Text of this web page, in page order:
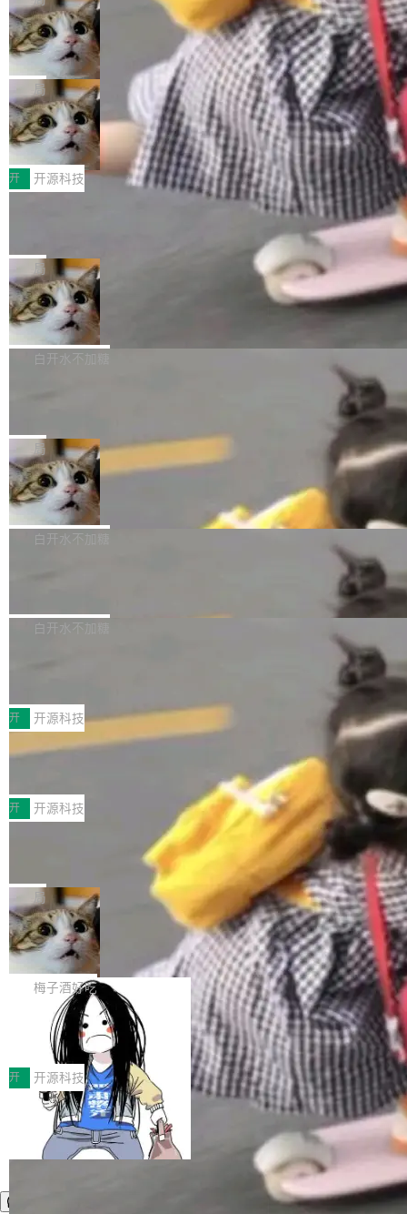
现实 过去两年，CIO们的焦虑清单上多了两项：
一是如何让大模型和智能体应用安全地从PoC走
向生产，二是如何让测试团队跟得上AI应用...
设置，如果用布尔值 + 可空字段来表示——bool
ean 表示是否可切换，nullable 的默认模式、浅
色方案、深色方案——会产生大量无意义的组
合。方案缺了、配置冲突了、全 null 了。要知道
哪些组合有效，作者说，你得靠"文档、校验、或
者部落知识"。 换个写法。Rust 的 enum，两个
变体：Switchable...
个"AI 知识库 + 聊天机器人"——每个大厂都在
做，没什么新鲜的。 但 Kenton Varda 在 Twitte
r 上把事情说清楚了： 今天我们发布了 Cloudfla
re OS，一个带连接器的聊天机器人，跟其他所
有科技公司做的一样。只不过，实际上它不一
样。这是 Sandstorm.io 的重制版，我十年前的
那个创业公司。不同的是，这次它构建在 Cloudf
lare Workers 上——我花了九年时间搭建的平台
——并且深度集成了 AI。这基本上是我十年秘密
Deno 团队开源 Celld，可自托管的分
布式 Durable Objects
Ryan Dahl 领导的 Deno 团队推出了最新开源项
目 Celld，一个能在自己机器上运行 Cloudflare
Workers 和 Durable Objects 的守护进程。 设
计思路很直接：每个对象是一个独立的 SQLite
数据库，按名称寻址，复制到你自己的 S3 兼容
存储库里。节点之间只通过这个存储库协调——
没有控制平面，没有共识协议。每个对象自带一
个小型数据库，应用天然按分片构建，单个数据
库的竞争和爆炸半径问题在设计层面就被消除
了。 闲置的 cell 会休眠到几乎不占资源。当 cel
l 迁移或唤醒时，新宿主从 S3 恢复 SQLite 数据
库继续执行。存储库是持久化的唯一真相...
局
鲁大师7月新机性能/流畅/AI榜：vivo夺
性能、流畅双第一，三星Galaxy Z系列
新折叠缺席
2026年7月的手机市场，由于存储等硬件成本暴
增，手机厂商的日子也不好过啊，新机速度明显
放缓，因此硝烟味淡了许多。新机参数规格除开
高价的三星折叠（三星Galaxy Z Fold8 Ultra / Z
Fold8 / Z Flip8）外，其余要么是中低端机器，
例如iQOO Z11i、REDMI Note 17、REDMI No
te 17 Pro、OPPO K15，要么是vivo X300 E这
样的次旗舰。 Galaxy Z Fold8 Ultra / Z Fold8 /
Z Flip8三款折叠屏新机均在7月22日发布，且全
部搭载骁龙8 Elite Gen5 for Galaxy，它们本该
开 开源科技
Zed 编辑器团队发布了新项目——DeltaDB，一
个在 git commit 之间记录每一次编辑操作的版
本控制系统。目前处于 Early Access 阶段。 De
ltaDB 的核心思路直接写在 landing page 最显
眼的位置：「Software is made between com
mits」——软件是在 commit 之间写出来的。git
是把这段空隙补上。 回退到任何一次编辑：Delt
aDB 捕获 commit 之间的每一次操作，...
局
SpaceXAI 单季资本开支达 183 亿美元
根据风险投资人Tomer Tunguz 博客（VC 分
析）披露的最新分析与第二季度业绩报告，Spac
微软同期总资本开支的四成。 与亚马逊、Alpha
bet、微软以及 Meta 等传统科技巨头相比，Spa
ceXAI的资金消耗速度尤为引人瞩目。然而，支
撑庞大支出的资金来源却呈现出截然不同的面
貌。数据显示，微软和 Meta 主要依托充沛的经
白开水不加糖
一个在终端里运行的编程 agent；Muse Spark
1.2，驱动这个 agent 的新模型。一句话概括：
你可以用 curl -fsSL https://dev.meta.ai/install.
sh | bash 安装一个能在大项目里自动规划、写
代码、验证结果的 AI 终端工具。 据介绍，Muse
个主 agent 循环，外加一组后台 agent。这些后
局
美团开源 LoHoSearch，用知识图谱校
准 AI 能力认知
机器出题的前提，是让机器拥有全局视野。整个
构建流程可以分为四个环节：建图 → 控制难度
白开水不加糖
库，并将作为transport接入Mooncake TENT。
MPComm将作为一种传输引擎接入Mooncake T
ENT，实现零拷贝传输性能提升30%、非零拷贝
传输性能最高提升5倍。UCL-MPComm底层基
于自研UCL-Engine通信引擎，后续腾讯网平将
持续开源更多基于UCL-Engine的高性能通信组
件。 腾讯网平团队在UCL-MPComm中实现了一
个独立于业务线程的全局通信引擎（Engine），
白开水不加糖
型案例入选名单》，深信服“面向企业研发场景的
开源 AI 编程平台 CoStrict 应用”凭借卓越的技术
创新与落地成效成功入选。 全链路私有化部署，
助力企业AI研发安全落地 当前，越来越多企业已
经开始引入 AI Coding 工具，通过调用公有云模
型或企业内部部署模型提升研发效率。但随着 AI
Coding 从个人辅助工具逐步走向团队级、组织
级应用，企业在规模化落地过程中，对安全性、
可控性和代码质量提出了更高要求。 首先是数据
安全与合规要求。对于大多数普通研发场景，公
有云模型能够满足快速试用和效率提升的需求。
但对于金融、能源、医疗等对数据安全要求较...
开 开源科技
深信服AI算力网关入选工信部人工智能
前不久，工业和信息化部正式发布《2025年人工
智能应用典型案例名单》，集中展示人工智能在
各领域的应用成果，覆盖技术底座、行业赋能、
产品应用、支撑保障、专题等五大方向。深信服
AI算力网关（AI创新平台）成功入选！ 随着各行
各业的Agent走向规模化建设，算力构成形态逐
渐丰富，用户关注的重点也在发生变化：不只是
让AI用起来，还要进一步看清混合算力时代下，
Token花在哪里、算力是否被充分利用，以及持
续增长的AI成本该如何优化。 深信服AI算力网关
正是围绕这些实际问题，从Token治理和成本治
理两个方面，让用户的每一份算力都看得清、管
得住、用得稳、省得下、更安全！ 一、从现在开
始，Token使用一目...
开 开源科技
Jeff Dean 离开 Google：一个时代的结
束，一个实验室的开始
Google 员工编号 20。MapReduce 作者之一。
Bigtable 作者之一。TensorFlow 的作者之一。
Gemini 的架构师。Google 首席科学家。 Jeff D
ean 在 Google 工作了 27 年后，宣布离职。 他
不是一个人走。一同离开的还有 Sanjay Ghema
wat（Google 员工编号 23，Jeff Dean 二十多
年的编程搭档，MapReduce 和 Bigtable 的共同
作者）、Quoc Le（Google 大脑核心成员，Se
q2Seq 和 DocAI 的共同发明人）以及 Oriol Vin
yals（Gemini 联合负责人，AlphaSta...
局
🔥 SolonCode v2026.8.4 发布：界面
字体可调、22 种语言、记忆搜索增强
打开终端就能上岗的全中文编码智能体，这一轮
把「看得清、用母语、记得住」三件事一次补
齐。 SolonCode 是什么 SolonCode 是杭州无
耳科技研发的企业级终端编码智能体——一位全
中文驱动的数字员工，自主理解需求、规划步
骤、编写代码。不挑模型、不挑平台，curl 一行
装完即用。 开源地址：Gitee · GitCode · GitHu
b 安装 支持 Java 8+（8~26）、macOS / Linu
x / Windows / Harmony PC。 # macOS / Linu
x / Harmony PC curl -fsSL https://solon.noea
梅子酒好吃
让“代码语义理解”深度释放AI Coding
价值潜能：华为云码道（CodeArts）
代码仓技术解析
一、代码仓深度理解技术的作用与价值 在软件工
程实践中，代码仓是企业核心知识资产的主要载
体。企业级代码仓库通常包含数十万乃至数百万
个文件，其规模远超单次模型调用可承载的上下
文窗口。随着项目规模的持续扩张与代码历史的
不断累积，代码仓中的模块关系、接口契约、业
务逻辑等关键信息往往分散于数十乃至数百个文
件之中，形成高度复杂的知识关联网络。传统的
开 开源科技